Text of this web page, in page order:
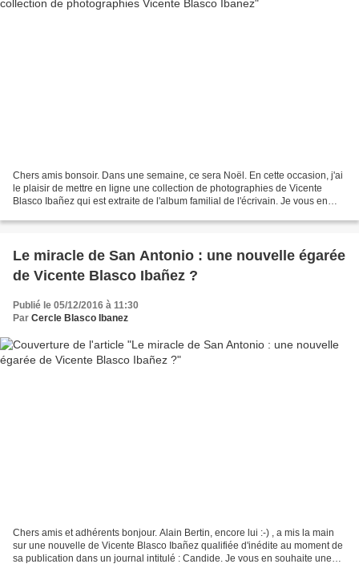
Chers amis bonsoir. Dans une semaine, ce sera Noël. En cette occasion, j'ai
le plaisir de mettre en ligne une collection de photographies de Vicente
Blasco Ibañez qui est extraite de l'album familial de l'écrivain. Je vous en
Le miracle de San Antonio : une nouvelle égarée
de Vicente Blasco Ibañez ?
Publié le 05/12/2016 à 11:30
Par Cercle Blasco Ibanez
Chers amis et adhérents bonjour. Alain Bertin, encore lui :-) , a mis la main
sur une nouvelle de Vicente Blasco Ibañez qualifiée d'inédite au moment de
sa publication dans un journal intitulé : Candide. Je vous en souhaite une